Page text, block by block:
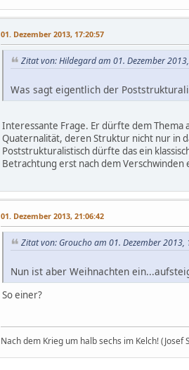
01. Dezember 2013, 17:20:57
Zitat von: Hildegard am 01. Dezember
Was sagt eigentlich der
Interessante Frage. Er dürfte dem Thema
Quaternalität, deren Struktur nicht nur in
Poststrukturalistisch dürfte das ein
Betrachtung erst nach dem Verschwinden
01. Dezember 2013, 21:06:42
Zitat von: Groucho am 01. Dezember 2013,
Nun ist aber Weihnachten
So einer?
Nach dem Krieg um halb sechs im Kelch! (Josef